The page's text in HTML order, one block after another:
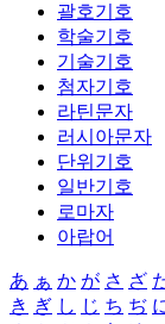
괄호기호
학술기호
기술기호
첨자기호
라틴문자
러시아문자
단위기호
일반기호
로마자
아랍어
あ ぁ か が さ ざ
き ぎ し じ ち ぢ